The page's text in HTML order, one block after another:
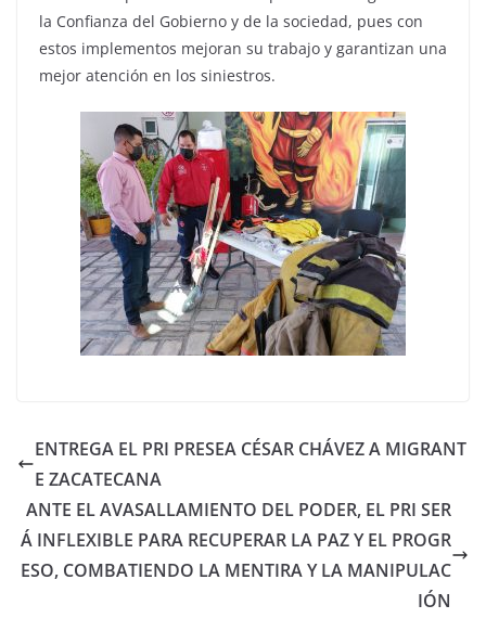
la Confianza del Gobierno y de la sociedad, pues con
estos implementos mejoran su trabajo y garantizan una
mejor atención en los siniestros.
ENTREGA EL PRI PRESEA CÉSAR CHÁVEZ A MIGRANT
E ZACATECANA
ANTE EL AVASALLAMIENTO DEL PODER, EL PRI SER
Á INFLEXIBLE PARA RECUPERAR LA PAZ Y EL PROGR
ESO, COMBATIENDO LA MENTIRA Y LA MANIPULAC
IÓN